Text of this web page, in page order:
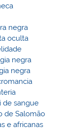
negra
oculta
negra
negra
de sangue
de Salomão
e africanas